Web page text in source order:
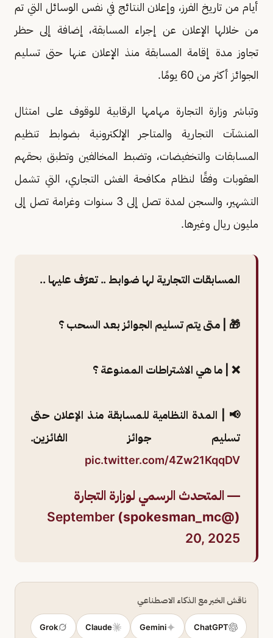
أيام من تاريخ الفرز، وإعلان النتائج في نفس الوسائل التي تم
من خلالها الإعلان عن إجراء المسابقة، إضافة إلى حظر
تجاوز مدة إقامة المسابقة منذ الإعلان عنها حتى تسليم
الجوائز أكثر من 60 يومًا.
وتباشر وزارة التجارة مهامها الرقابية للوقوف على امتثال
المنشآت التجارية والمتاجر الإلكترونية بضوابط تنظيم
المسابقات والتخفيضات، وتضبط المخالفين وتطبق بحقهم
العقوبات وفقًا لنظام مكافحة الغش التجاري، التي تشمل
التشهير، والسجن لمدة تصل إلى 3 سنوات وغرامة تصل إلى
مليون ريال وغيرها.
المسابقات التجارية لها ضوابط .. تعرّف عليها ..
🎁 | متى يتم تسليم الجوائز بعد السحب ؟
❌ | ما هي الاشتراطات الممنوعة ؟
📢 | المدة النظامية للمسابقة منذ الإعلان حتى
تسليم جوائز الفائزين.
pic.twitter.com/4Zw21KqqDV
— المتحدث الرسمي لوزارة التجارة
(@spokesman_mc)
September
20, 2025
ناقش الخبر مع الذكاء الاصطناعي
ChatGPT
Gemini
Claude
Grok